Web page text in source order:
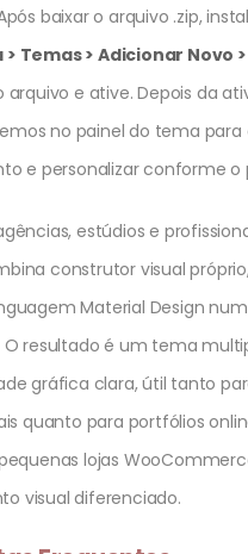
baixar o arquivo .zip,
Temas > Adicionar Novo
arquivo e ative. Depois da
no painel do tema
e personalizar conforme o
estúdios e
construtor visual
Material Design
O resultado é um tema
gráfica clara, útil tanto
quanto para portfólios
lojas
visual diferenciado.